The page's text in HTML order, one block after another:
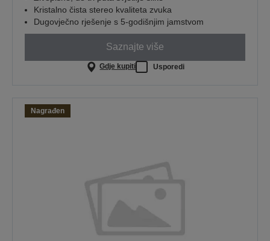
Kristalno čista stereo kvaliteta zvuka
Dugovječno rješenje s 5-godišnjim jamstvom
Saznajte više
Gdje kupiti Usporedi
Nagrađen